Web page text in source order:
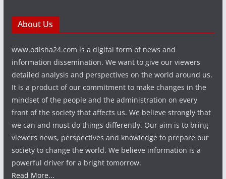
About Us
www.odisha24.com is a digital form of news and
information dissemination. We want to give our viewers
detailed analysis and perspectives on the world around us.
It is a product of our commitment to make changes in the
mindset of the people and the administration on every
front of the society that affects us. We believe strongly that
we can and must do things differently. Our aim is to bring
viewers news, perspectives and knowledge to prepare our
society to change the world. We believe information is a
powerful driver for a bright tomorrow.
Read More...